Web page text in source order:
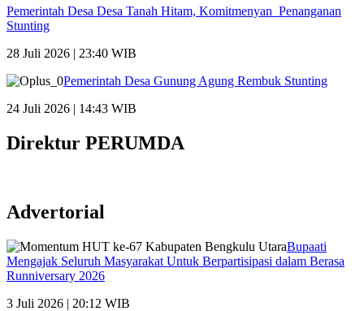
Pemerintah Desa Desa Tanah Hitam, Komitmenyan Penanganan
Stunting
28 Juli 2026 | 23:40 WIB
Pemerintah Desa Gunung Agung Rembuk Stunting
24 Juli 2026 | 14:43 WIB
Direktur PERUMDA
Advertorial
Bupaati
Mengajak Seluruh Masyarakat Untuk Berpartisipasi dalam Berasa
Runniversary 2026
3 Juli 2026 | 20:12 WIB